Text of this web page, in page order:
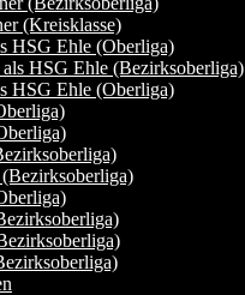
(Kreisklasse)
HSG Ehle (Oberliga)
HSG Ehle (Bezirksoberliga)
HSG Ehle (Oberliga)